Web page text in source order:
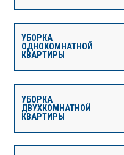
УБОРКА
ОДНОКОМНАТНОЙ
КВАРТИРЫ
УБОРКА
ДВУХКОМНАТНОЙ
КВАРТИРЫ